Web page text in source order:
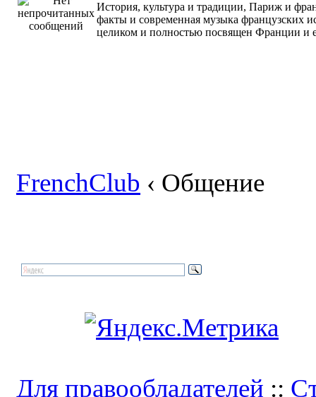
История, культура и традиции, Париж и
факты и современная музыка французских
целиком и полностью посвящен Франции и
FrenchClub ‹ Общение
Для правообладателей ::